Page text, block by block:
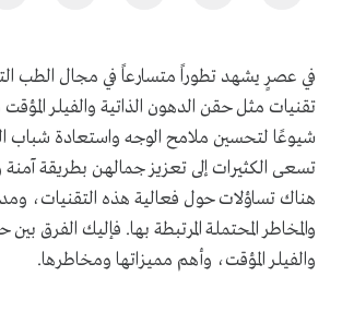
في عصرٍ يشهد تطوراً متسارعاً في مجال الطب
تقنيات مثل حقن الدهون الذاتية والفيلر
شيوعًا لتحسين ملامح الوجه واستعادة شباب
تسعى الكثيرات إلى تعزيز جمالهن بطريقة
هناك تساؤلات حول فعالية هذه التقنيات،
والمخاطر المحتملة المرتبطة بها. فإليك الفرق
والفيلر المؤقت، وأهم مميزاتها ومخاطرها.